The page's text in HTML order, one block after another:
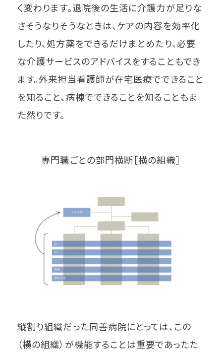
く変わります。退院後の生活に介護力が足りな
さそうなりそうなときは、ケアの内容を効率化
したり、処方薬をできるだけまとめたり、必要
な介護サービスのアドバイスをすることもでき
ます。外来担当看護師が在宅医療でできること
を知ること、病棟でできることを知ることもま
た然りです。
専門職ごとの部門横断［横の組織］
縦割り組織だった同善病院にとっては、この
（横の組織）が機能することは重要であったた